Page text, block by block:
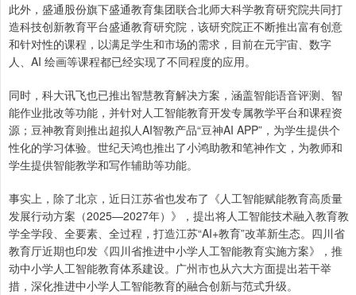
此外，盛通股份旗下盛通教育集团联合北师大科学教育研究院共同打
造科技创新教育平台盛通教育研究院，该研究院正不断推出富有创意
和针对性的课程，以满足学生和市场的需求，目前在元宇宙、数字
人、AI 绘画等课程都已经实现了不同程度的应用。
同时，科大讯飞也已推出智慧教育解决方案，涵盖智能语音评测、智
能作业批改等功能，并针对人工智能教育开发专属教学平台和课程资
源；豆神教育则推出超拟人AI智教产品“豆神AI APP”，为学生提供个
性化的学习体验。世纪天鸿也推出了小鸿助教和笔神作文，为教师和
学生提供智能教学和写作辅助等功能。
事实上，除了北京，近日江苏省也发布了《人工智能赋能教育高质量
发展行动方案（2025—2027年）》，提出将人工智能技术融入教育教
学全学段、全要素、全过程，打造江苏“AI+教育”改革新生态。四川省
教育厅近期也印发《四川省推进中小学人工智能教育实施方案》，推
动中小学人工智能教育体系建设。广州市也从六大方面提出若干举
措，深化推进中小学人工智能教育的融合创新与范式升级。